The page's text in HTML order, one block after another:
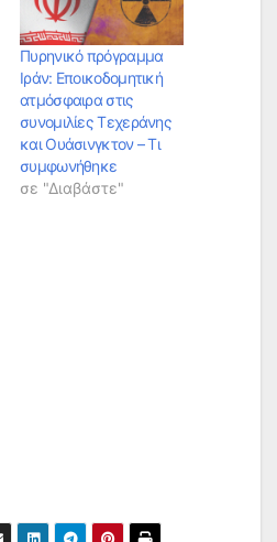
Πυρηνικό πρόγραμμα
Ιράν: Εποικοδομητική
ατμόσφαιρα στις
συνομιλίες Τεχεράνης
και Ουάσινγκτον – Τι
συμφωνήθηκε
σε "Διαβάστε"